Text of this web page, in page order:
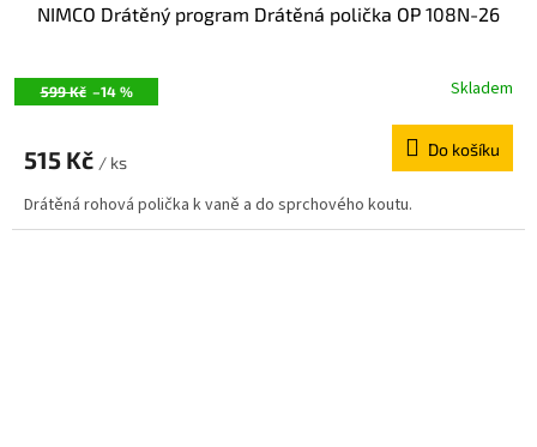
599 Kč –14 %
NIMCO Drátěný program Drátěná polička OP 108N-26
Skladem
515 Kč / ks
Do košíku
Drátěná rohová polička k vaně a do sprchového koutu.